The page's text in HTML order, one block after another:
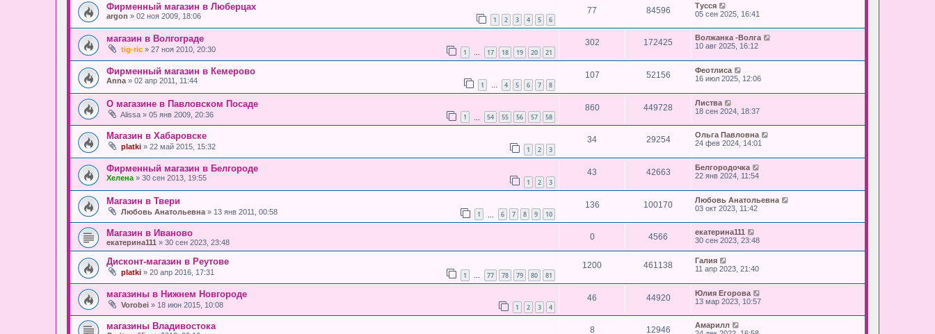
Фирменный магазин в Люберцах
argon » 02 ноя 2009, 18:06 1 2 3 4 5 6
77 84596
Тусся
05 сен 2025, 16:41
магазин в Волгограде
tig-ric » 27 ноя 2010, 20:30 1 … 17 18 19 20 21
302 172425
Волжанка -Волга
10 авг 2025, 16:12
Фирменный магазин в Кемерово
Anna » 02 апр 2011, 11:44 1 … 4 5 6 7 8
107 52156
Феотлиса
16 июл 2025, 12:06
О магазине в Павловском Посаде
Alissa » 05 янв 2009, 20:36 1 54 55 56 57 58
860 449728
Листва
18 сен 2024, 18:37
Магазин в Хабаровске
platki » 22 май 2015, 15:32 1 2 3
34 29254
Ольга Павловна
24 фев 2024, 14:01
Фирменный магазин в Белгороде
Хелена » 30 сен 2013, 19:55 1 2 3
43 42663
Белгородочка
22 янв 2024, 11:54
Магазин в Твери
Любовь Анатольевна » 13 янв 2011, 00:58 1 6 7 8 9 10
136 100170
Любовь Анатольевна
03 окт 2023, 11:42
Магазин в Иваново
екатерина111 » 30 сен 2023, 23:48
0 4566
екатерина111
30 сен 2023, 23:48
Дисконт-магазин в Реутове
platki » 20 апр 2016, 17:31 1 … 77 78 79 80 81
1200 461138
Галия
11 апр 2023, 21:40
магазины в Нижнем Новгороде
Vorobei » 18 июн 2015, 10:08 1 2 3 4
46 44920
Юлия Егорова
13 мар 2023, 10:57
магазины Владивостока 8 12946
Амарилл